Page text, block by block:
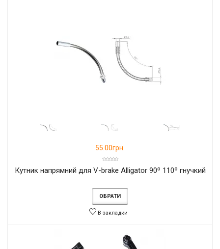
55.00грн.
Кутник напрямний для V-brake Alligator 90º 110º гнучкий
ОБРАТИ
В закладки